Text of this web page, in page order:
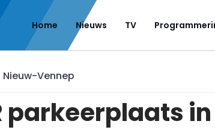
Home Nieuws TV
Vennep
parkeerplaats